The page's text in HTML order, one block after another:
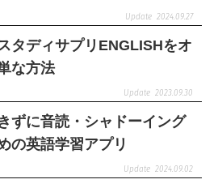
2024.09.27
タディサプリENGLISHをオ
な方法
2023.09.30
ずに音読・シャドーイング
の英語学習アプリ
2024.09.02